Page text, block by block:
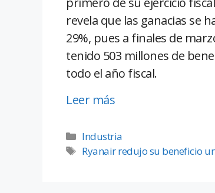
revela que las ganacias se
29%, pues a finales de
tenido 503 millones de
todo el año fiscal.
Leer más
Industria
Ryanair redujo su beneficio